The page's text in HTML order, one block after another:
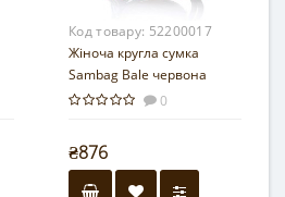
Код товару: 52200017
Жіноча кругла сумка
Sambag Bale червона
0
₴876